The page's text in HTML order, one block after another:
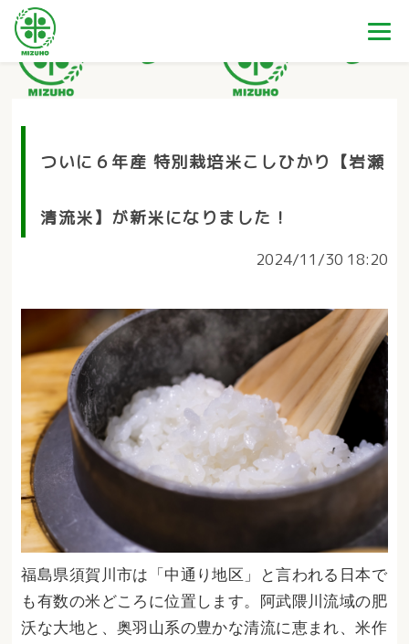
ついに６年産 特別栽培米こしひかり【岩瀬
清流米】が新米になりました！
2024/11/30 18:20
福島県須賀川市は「中通り地区」と言われる日本で
も有数の米どころに位置します。阿武隈川流域の肥
沃な大地と、奥羽山系の豊かな清流に恵まれ、米作